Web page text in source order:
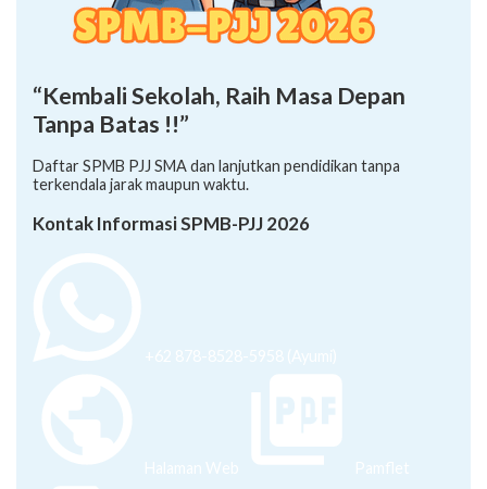
“Kembali Sekolah, Raih Masa Depan
Tanpa Batas !!”
Daftar SPMB PJJ SMA dan lanjutkan pendidikan tanpa
terkendala jarak maupun waktu.
Kontak Informasi SPMB-PJJ 2026
+62 878-8528-5958 (Ayumi)
Halaman Web Pamflet